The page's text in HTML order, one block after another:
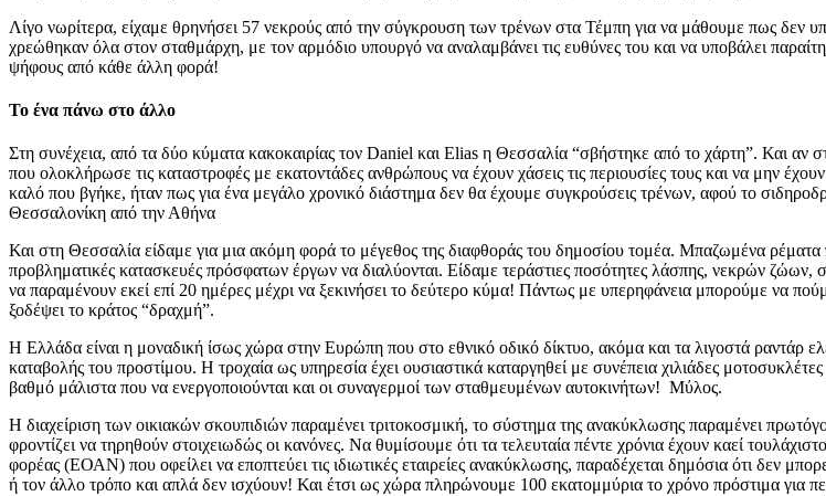
Λίγο νωρίτερα, είχαμε θρηνήσει 57 νεκρούς από την σύγκρουση των τρένων στα Τέμπη για να μάθουμε πως
χρεώθηκαν όλα στον σταθμάρχη, με τον αρμόδιο υπουργό να αναλαμβάνει τις ευθύνες του και να υποβάλει
ψήφους από κάθε άλλη φορά!
Το ένα πάνω στο άλλο
Στη συνέχεια, από τα δύο κύματα κακοκαιρίας τον Daniel και Elias η Θεσσαλία “σβήστηκε από το χάρτη”. Και αν
που ολοκλήρωσε τις καταστροφές με εκατοντάδες ανθρώπους να έχουν χάσεις τις περιουσίες τους και να μην
καλό που βγήκε, ήταν πως για ένα μεγάλο χρονικό διάστημα δεν θα έχουμε συγκρούσεις τρένων, αφού το
Θεσσαλονίκη από την Αθήνα
Και στη Θεσσαλία είδαμε για μια ακόμη φορά το μέγεθος της διαφθοράς του δημοσίου τομέα. Μπαζωμένα ρέματα
προβληματικές κατασκευές πρόσφατων έργων να διαλύονται. Είδαμε τεράστιες ποσότητες λάσπης, νεκρών
να παραμένουν εκεί επί 20 ημέρες μέχρι να ξεκινήσει το δεύτερο κύμα! Πάντως με υπερηφάνεια μπορούμε να
ξοδέψει το κράτος “δραχμή”.
Η Ελλάδα είναι η μοναδική ίσως χώρα στην Ευρώπη που στο εθνικό οδικό δίκτυο, ακόμα και τα λιγοστά ραντάρ
καταβολής του προστίμου. Η τροχαία ως υπηρεσία έχει ουσιαστικά καταργηθεί με συνέπεια χιλιάδες
βαθμό μάλιστα που να ενεργοποιούνται και οι συναγερμοί των σταθμευμένων αυτοκινήτων! Μύλος.
Η διαχείριση των οικιακών σκουπιδιών παραμένει τριτοκοσμική, το σύστημα της ανακύκλωσης παραμένει
φροντίζει να τηρηθούν στοιχειωδώς οι κανόνες. Να θυμίσουμε ότι τα τελευταία πέντε χρόνια έχουν καεί
φορέας (ΕΟΑΝ) που οφείλει να εποπτεύει τις ιδιωτικές εταιρείες ανακύκλωσης, παραδέχεται δημόσια ότι δεν
ή τον άλλο τρόπο και απλά δεν ισχύουν! Και έτσι ως χώρα πληρώνουμε 100 εκατομμύρια το χρόνο πρόστιμα για